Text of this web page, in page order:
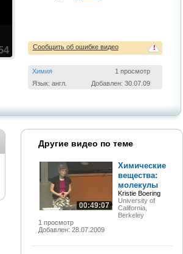
!
Сообщить об ошибке видео
Химия
1 просмотр
Язык: англ.
Добавлен: 30.07.09
Другие видео по теме
00:49:07
1 просмотр
Добавлен: 28.07.2009
Химические
вещества:
молекулы
Kristie Boering
University of
California,
Berkeley